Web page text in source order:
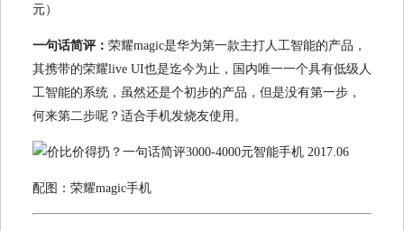
元）
一句话简评： 荣耀magic是华为第一款主打人工智能的产品，
其携带的荣耀live UI也是迄今为止，国内唯一一个具有低级人
工智能的系统，虽然还是个初步的产品，但是没有第一步，
何来第二步呢？适合手机发烧友使用。
配图：荣耀magic手机